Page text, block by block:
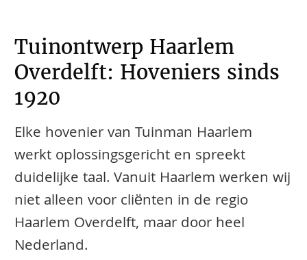
Tuinontwerp Haarlem
Overdelft: Hoveniers sinds
1920
Elke hovenier van Tuinman Haarlem
werkt oplossingsgericht en spreekt
duidelijke taal. Vanuit Haarlem werken wij
niet alleen voor cliënten in de regio
Haarlem Overdelft, maar door heel
Nederland.